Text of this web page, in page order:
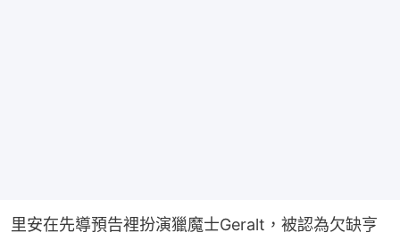
里安在先導預告裡扮演獵魔士Geralt，被認為欠缺亨